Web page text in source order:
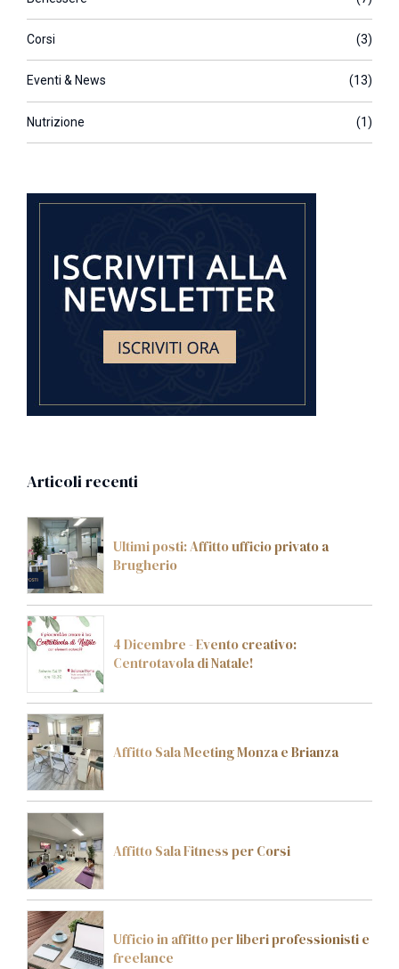
Corsi (3)
Eventi & News (13)
Nutrizione (1)
Articoli recenti
Ultimi posti: Affitto ufficio privato a
Brugherio
4 Dicembre - Evento creativo:
Centrotavola di Natale!
Affitto Sala Meeting Monza e Brianza
Affitto Sala Fitness per Corsi
Ufficio in affitto per liberi professionisti e
freelance